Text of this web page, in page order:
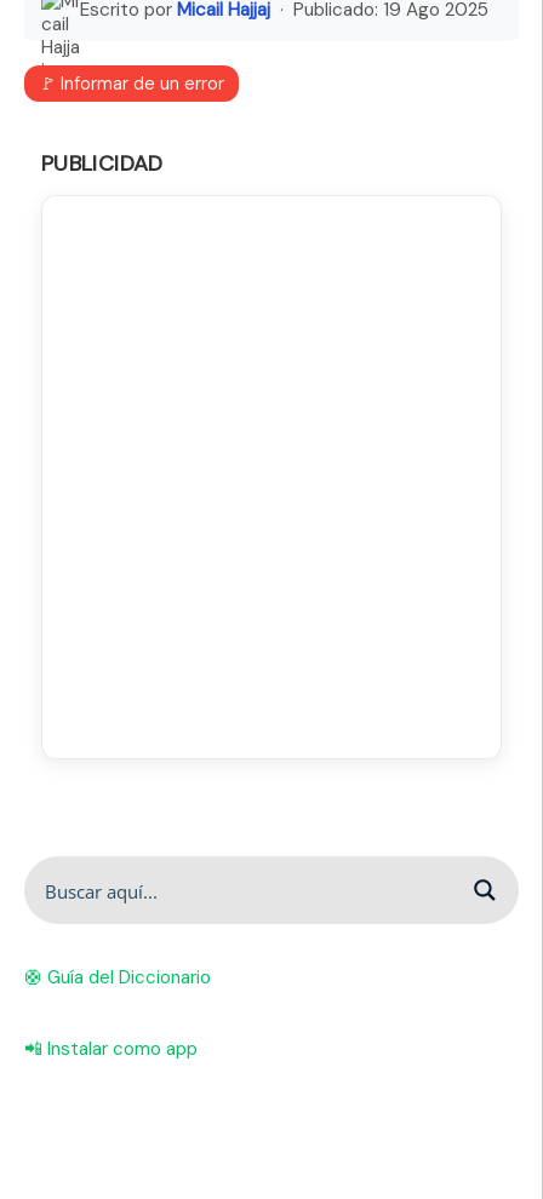
Escrito por Micail Hajjaj · Publicado: 19 Ago 2025
🚩 Informar de un error
PUBLICIDAD
🛟 Guía del Diccionario
📲 Instalar como app